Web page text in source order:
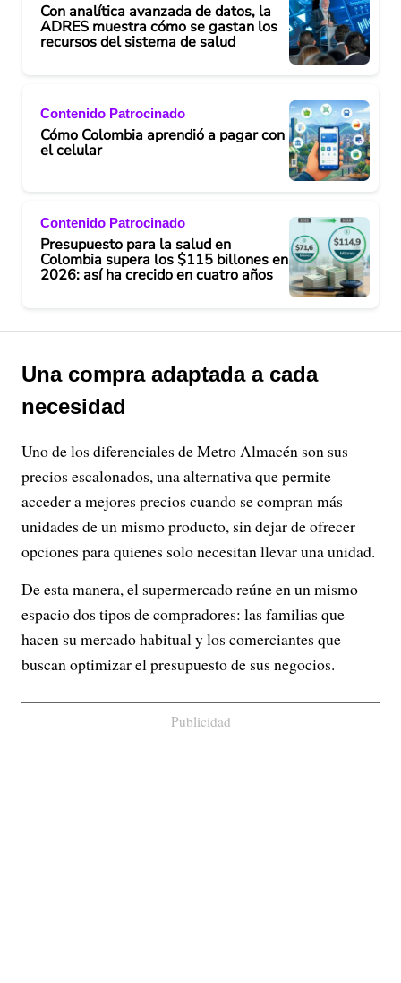
Con analítica avanzada de datos, la
ADRES muestra cómo se gastan los
recursos del sistema de salud
Contenido Patrocinado
Cómo Colombia aprendió a pagar con
el celular
Contenido Patrocinado
Presupuesto para la salud en
Colombia supera los $115 billones en
2026: así ha crecido en cuatro años
Una compra adaptada a cada
necesidad
Uno de los diferenciales de Metro Almacén son sus
precios escalonados, una alternativa que permite
acceder a mejores precios cuando se compran más
unidades de un mismo producto, sin dejar de ofrecer
opciones para quienes solo necesitan llevar una unidad.
De esta manera, el supermercado reúne en un mismo
espacio dos tipos de compradores: las familias que
hacen su mercado habitual y los comerciantes que
buscan optimizar el presupuesto de sus negocios.
Publicidad